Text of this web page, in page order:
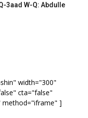
3aad W-Q: Abdulle
width="300"
cta="false"
method="iframe" ]